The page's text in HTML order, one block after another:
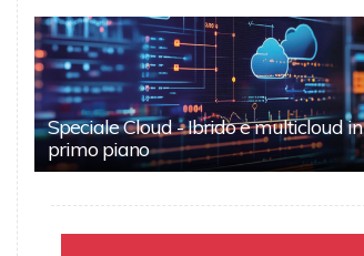
Speciale Cloud - Ibrido e multicloud in
primo piano